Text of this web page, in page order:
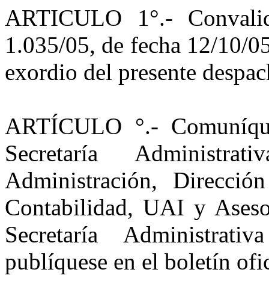
ARTICULO 1°.-
1.035/05, de fecha 12/10/
exordio del presente
ARTÍCULO °.-
Secretaría
Administración,
Contabilidad, UAI y
Secretaría
publíquese en el boletín